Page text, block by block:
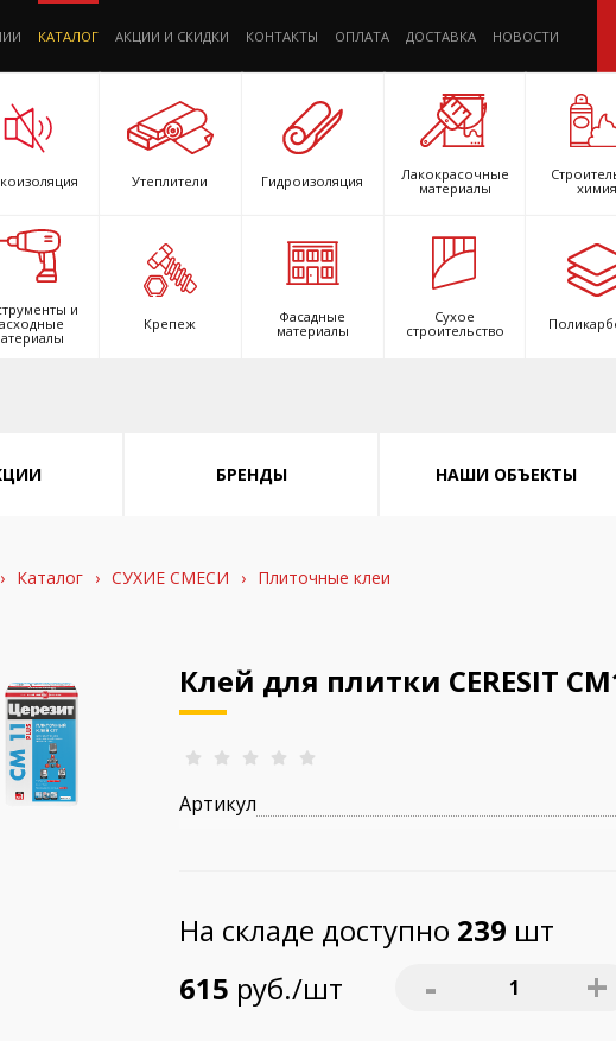
КАТАЛОГ АКЦИИ И СКИДКИ КОНТАКТЫ ОПЛАТА ДОСТАВКА НОВОСТИ
Утеплители Гидроизоляция
Лакокрасочные
материалы
химия
и
Крепеж
Фасадные
материалы
Сухое
строительство
БРЕНДЫ НАШИ ОБЪЕКТЫ
› Каталог › СУХИЕ СМЕСИ › Плиточные клеи
Клей для плитки CERESIT
Артикул
На складе доступно 239 шт
615 руб./шт - 1 +